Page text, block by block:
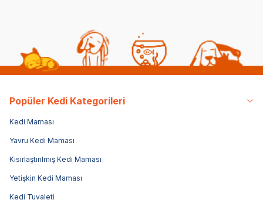
Popüler Kedi Kategorileri
Kedi Maması
Yavru Kedi Maması
Kısırlaştırılmış Kedi Maması
Yetişkin Kedi Maması
Kedi Tuvaleti